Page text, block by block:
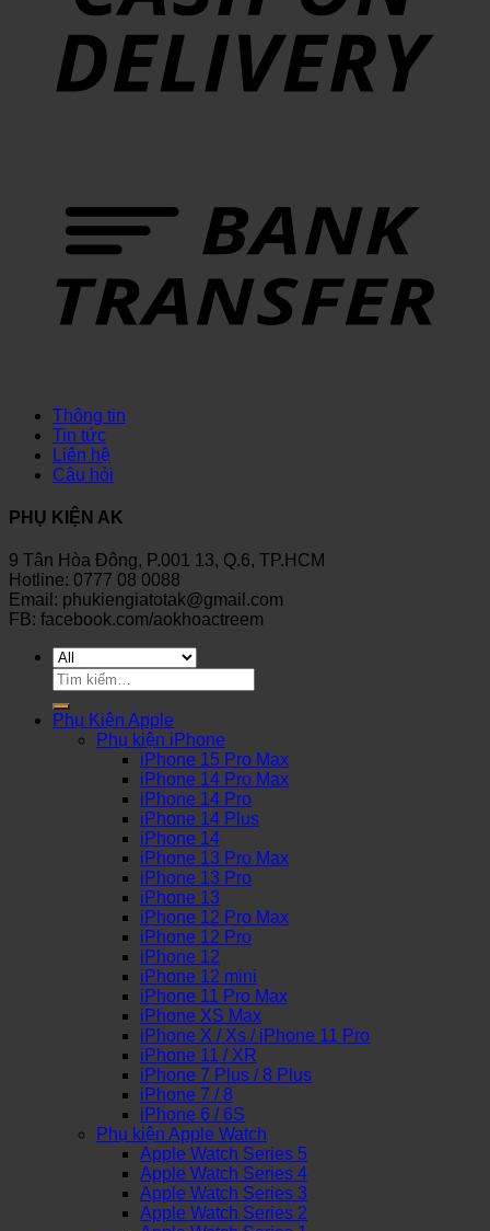
Thông tin
Tin tức
Liên hệ
Câu hỏi
PHỤ KIỆN AK
9 Tân Hòa Đông, P.001 13, Q.6, TP.HCM
Hotline: 0777 08 0088
Email: phukiengiatotak@gmail.com
FB: facebook.com/aokhoactreem
Tìm
kiếm:
Phụ Kiện Apple
Phụ kiện iPhone
iPhone 15 Pro Max
iPhone 14 Pro Max
iPhone 14 Pro
iPhone 14 Plus
iPhone 14
iPhone 13 Pro Max
iPhone 13 Pro
iPhone 13
iPhone 12 Pro Max
iPhone 12 Pro
iPhone 12
iPhone 12 mini
iPhone 11 Pro Max
iPhone XS Max
iPhone X / Xs / iPhone 11 Pro
iPhone 11 / XR
iPhone 7 Plus / 8 Plus
iPhone 7 / 8
iPhone 6 / 6S
Phụ kiện Apple Watch
Apple Watch Series 5
Apple Watch Series 4
Apple Watch Series 3
Apple Watch Series 2